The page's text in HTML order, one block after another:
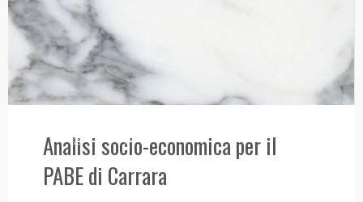
passato
e
presente,
30
È online il n. 5 della rivista Nautilus, dedicato ai
parchi, con interventi tra gli altri di Zucconi, Biagioli,
Cannata, Somaschini, Paglialunga, Marotti, Casini,
Guiati, Bracci, Canessa, Pecchia. […] il n. 5 di
Nautilus propone articoli di vario genere, che
incrociano il …
Leggi tutto il post
rivista,
Analisi socio-economica per il
PABE di Carrara